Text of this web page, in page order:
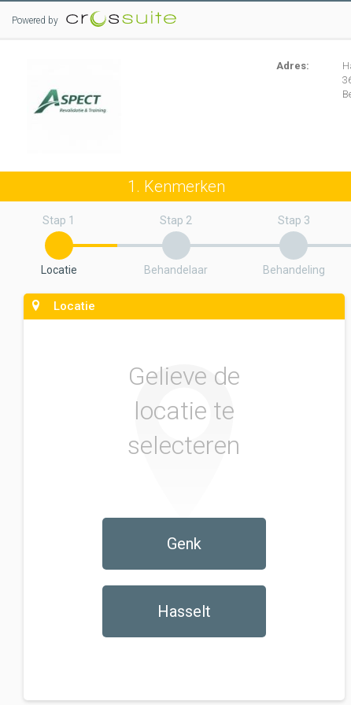
Powered by
Adres:
1. Kenmerken
Stap 1
Locatie
Stap 2
Behandelaar
Stap 3
Behandeling
Locatie
Gelieve de
locatie te
selecteren
Genk
Hasselt